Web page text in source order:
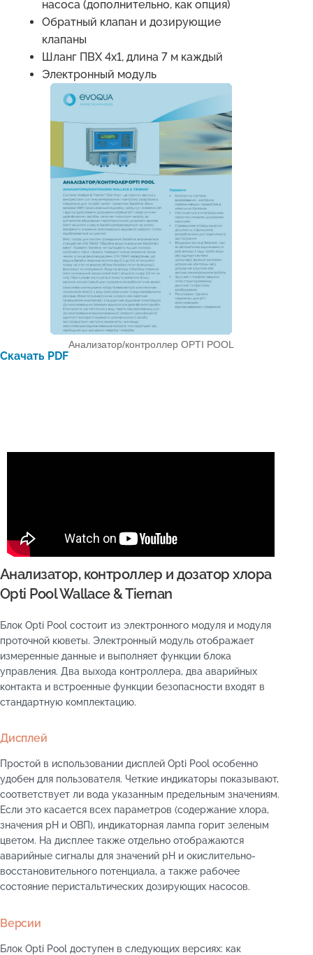
насоса (дополнительно, как опция)
Обратный клапан и дозирующие
клапаны
Шланг ПВХ 4х1, длина 7 м каждый
Электронный модуль
Скачать PDF
Анализатор/контроллер OPTI POOL
Анализатор, контроллер и дозатор хлора
Opti Pool Wallace & Tiernan
Блок Opti Pool состоит из электронного модуля и модуля
проточной кюветы. Электронный модуль отображает
измеренные данные и выполняет функции блока
управления. Два выхода контроллера, два аварийных
контакта и встроенные функции безопасности входят в
стандартную комплектацию.
Дисплей
Простой в использовании дисплей Opti Pool особенно
удобен для пользователя. Четкие индикаторы показывают,
соответствует ли вода указанным предельным значениям.
Если это касается всех параметров (содержание хлора,
значения pH и ОВП), индикаторная лампа горит зеленым
цветом. На дисплее также отдельно отображаются
аварийные сигналы для значений pH и окислительно-
восстановительного потенциала, а также рабочее
состояние перистальтических дозирующих насосов.
Версии
Блок Opti Pool доступен в следующих версиях: как